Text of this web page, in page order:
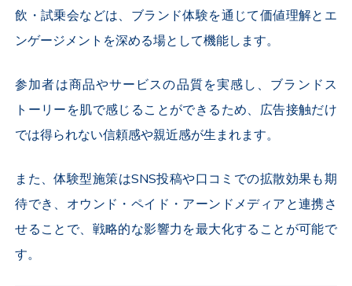
飲・試乗会などは、ブランド体験を通じて価値理解とエ
ンゲージメントを深める場として機能します。
参加者は商品やサービスの品質を実感し、ブランドス
トーリーを肌で感じることができるため、広告接触だけ
では得られない信頼感や親近感が生まれます。
また、体験型施策はSNS投稿や口コミでの拡散効果も期
待でき、オウンド・ペイド・アーンドメディアと連携さ
せることで、戦略的な影響力を最大化することが可能で
す。